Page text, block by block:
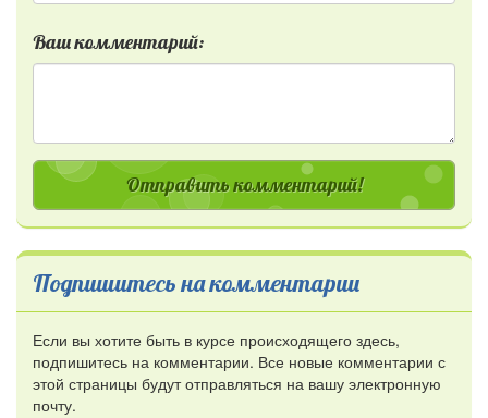
Ваш комментарий:
Отправить комментарий!
Подпишитесь на комментарии
Если вы хотите быть в курсе происходящего здесь,
подпишитесь на комментарии. Все новые комментарии с
этой страницы будут отправляться на вашу электронную
почту.